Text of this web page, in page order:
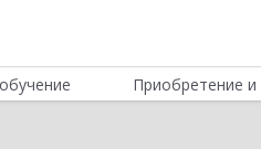
Приобретение и